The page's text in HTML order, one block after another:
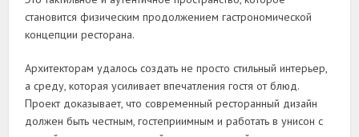
становится физическим продолжением гастрономической
концепции ресторана.
Архитекторам удалось создать не просто стильный интерьер,
а среду, которая усиливает впечатления гостя от блюд.
Проект доказывает, что современный ресторанный дизайн
должен быть честным, гостеприимным и работать в унисон с